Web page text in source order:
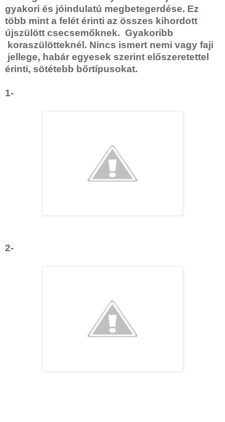
gyakori és jóindulatú megbetegerdése. Ez
több mint a felét érinti az összes kihordott
újszülött csecsemőknek. Gyakoribb
koraszülötteknél. Nincs ismert nemi vagy faji
jellege, habár egyesek szerint előszeretettel
érinti, sötétebb bőrtípusokat.
1-
2-